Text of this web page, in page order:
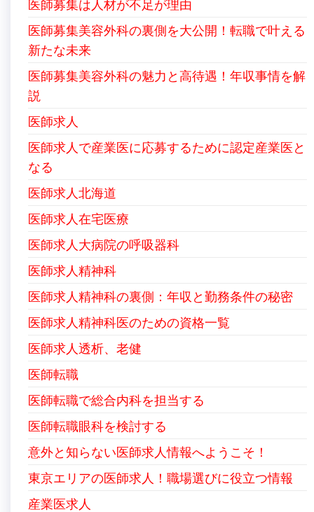
医師募集は人材が不足が理由
医師募集美容外科の裏側を大公開！転職で叶える
新たな未来
医師募集美容外科の魅力と高待遇！年収事情を解
説
医師求人
医師求人で産業医に応募するために認定産業医と
なる
医師求人北海道
医師求人在宅医療
医師求人大病院の呼吸器科
医師求人精神科
医師求人精神科の裏側：年収と勤務条件の秘密
医師求人精神科医のための資格一覧
医師求人透析、老健
医師転職
医師転職で総合内科を担当する
医師転職眼科を検討する
意外と知らない医師求人情報へようこそ！
東京エリアの医師求人！職場選びに役立つ情報
産業医求人